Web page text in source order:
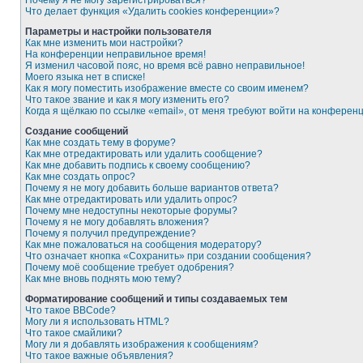
Что делает функция «Удалить cookies конференции»?
Параметры и настройки пользователя
Как мне изменить мои настройки?
На конференции неправильное время!
Я изменил часовой пояс, но время всё равно неправильное!
Моего языка нет в списке!
Как я могу поместить изображение вместе со своим именем?
Что такое звание и как я могу изменить его?
Когда я щёлкаю по ссылке «email», от меня требуют войти на
Создание сообщений
Как мне создать тему в форуме?
Как мне отредактировать или удалить сообщение?
Как мне добавить подпись к своему сообщению?
Как мне создать опрос?
Почему я не могу добавить больше вариантов ответа?
Как мне отредактировать или удалить опрос?
Почему мне недоступны некоторые форумы?
Почему я не могу добавлять вложения?
Почему я получил предупреждение?
Как мне пожаловаться на сообщения модератору?
Что означает кнопка «Сохранить» при создании сообщения?
Почему моё сообщение требует одобрения?
Как мне вновь поднять мою тему?
Форматирование сообщений и типы создаваемых тем
Что такое BBCode?
Могу ли я использовать HTML?
Что такое смайлики?
Могу ли я добавлять изображения к сообщениям?
Что такое важные объявления?